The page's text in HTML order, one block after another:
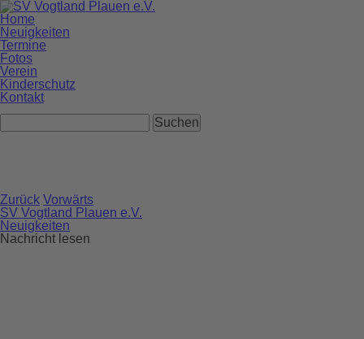
Navigation
überspringen
Home
Neuigkeiten
Termine
Fotos
Verein
Kinderschutz
Kontakt
Zurück Vorwärts
SV Vogtland Plauen e.V.
Neuigkeiten
Nachricht lesen